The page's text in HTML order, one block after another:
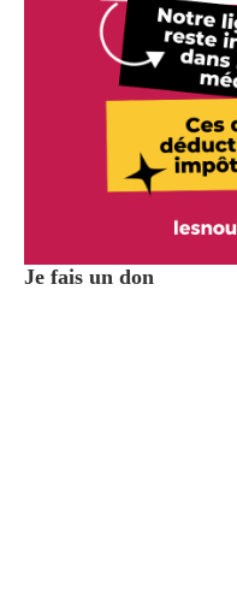
Je fais un don